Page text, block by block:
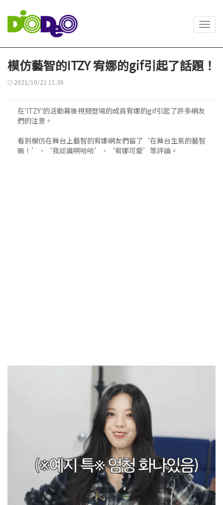
模仿藝智的ITZY 宥娜的gif引起了話題！
2021/10/22 11:30
在'ITZY'的活動幕後視頻登場的成員宥娜的gif引起了許多網友
們的注意。
看到模仿在舞台上藝智的宥娜網友們留了‘在舞台生氣的藝智
嘛！’、‘我認識啊哈哈’、‘宥娜可愛’等評論。